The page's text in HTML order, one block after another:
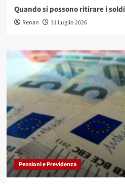
Quando si possono ritirare i
Renan 31 Luglio 2026
Pensioni e Previdenza